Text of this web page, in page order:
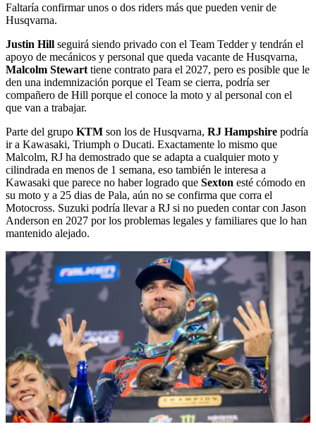
Faltaría confirmar unos o dos riders más que pueden venir de
Husqvarna.
Justin Hill seguirá siendo privado con el Team Tedder y tendrán el
apoyo de mecánicos y personal que queda vacante de Husqvarna,
Malcolm Stewart tiene contrato para el 2027, pero es posible que le
den una indemnización porque el Team se cierra, podría ser
compañero de Hill porque el conoce la moto y al personal con el
que van a trabajar.
Parte del grupo KTM son los de Husqvarna, RJ Hampshire podría
ir a Kawasaki, Triumph o Ducati. Exactamente lo mismo que
Malcolm, RJ ha demostrado que se adapta a cualquier moto y
cilindrada en menos de 1 semana, eso también le interesa a
Kawasaki que parece no haber logrado que Sexton esté cómodo en
su moto y a 25 dias de Pala, aún no se confirma que corra el
Motocross. Suzuki podría llevar a RJ si no pueden contar con Jason
Anderson en 2027 por los problemas legales y familiares que lo han
mantenido alejado.